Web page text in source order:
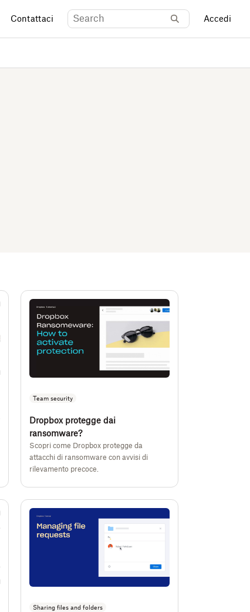
Contattaci Accedi
Team security
Dropbox protegge dai
ransomware?
Scopri come Dropbox protegge da
attacchi di ransomware con avvisi di
rilevamento precoce.
Sharing files and folders